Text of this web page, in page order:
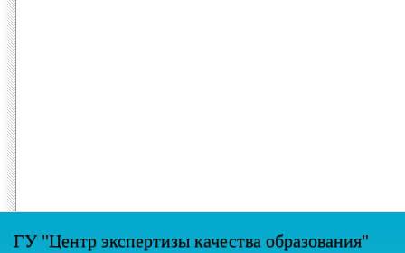
ГУ "Центр экспертизы качества образования"